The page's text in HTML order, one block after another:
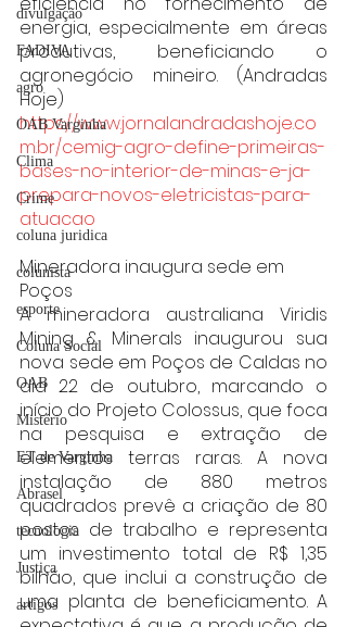
divulgação
FADIVA
agro
OAB Varginha
Clima
Crime
coluna juridica
colunista
esporte
Coluna Social
OAB
Mistério
ET de Varginha
Abrasel
tecnologia
Justiça
artigos
energia, especialmente em áreas
produtivas, beneficiando o
agronegócio mineiro. (Andradas
Hoje)
https://www.jornalandradashoje.co
m.br/cemig-agro-define-primeiras-
bases-no-interior-de-minas-e-ja-
prepara-novos-eletricistas-para-
atuacao
Mineradora inaugura sede em
Poços
A mineradora australiana Viridis
Mining & Minerals inaugurou sua
nova sede em Poços de Caldas no
dia 22 de outubro, marcando o
início do Projeto Colossus, que foca
na pesquisa e extração de
elementos terras raras. A nova
instalação de 880 metros
quadrados prevê a criação de 80
postos de trabalho e representa
um investimento total de R$ 1,35
bilhão, que inclui a construção de
uma planta de beneficiamento. A